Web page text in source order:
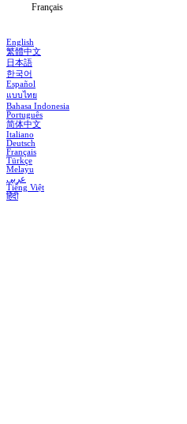
Français
English
繁體中文
日本語
한국어
Español
แบบไทย
Bahasa Indonesia
Português
简体中文
Italiano
Deutsch
Français
Türkçe
Melayu
عربي
Tiếng Việt
हिंदी